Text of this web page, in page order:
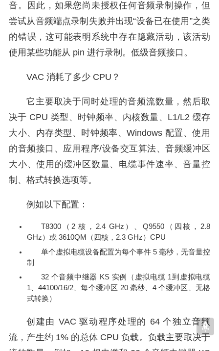
音。因此，如果您尚未授权任何音频录制操作，但
尝试从音频端点录制失败并出现“设备已在使用”之类
的错误，这可能表明系统中存在隐藏活动，该活动
使用某些功能从 pin 进行录制。低级音频接口。
VAC 消耗了多少 CPU？
它主要取决于同时处理的音频流数量，然后取
决于 CPU 类型、时钟频率、内核数量、L1/L2 缓存
大小、内存类型、时钟频率、Windows 配置、使用
的音频接口、应用程序/设备交互算法、音频缓冲区
大小、使用的缓冲区数量、电缆事件速率、音量控
制、格式转换选项等。
例如以下配置：
T8300（2 核，2.4 GHz）、Q9550（四核，2.8
GHz）或 3610QM（四核，2.3 GHz）CPU
单个虚拟电缆设备配置为每个事件 5 毫秒，无音量控
制
32 个音频中继器 KS 实例（虚拟电缆 1到虚拟电缆
1、44100/16/2、每个缓冲区 20 毫秒、4 个缓冲区、无格
式转换）
创建由 VAC 驱动程序处理的 64 个独立音频
流，产生约 1% 的总体 CPU 负载。负载主要取决于